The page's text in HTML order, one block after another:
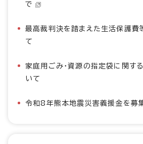
で
最高裁判決を踏まえた生活保護費
て
家庭用ごみ・資源の指定袋に関す
いて
令和8年熊本地震災害義援金を募